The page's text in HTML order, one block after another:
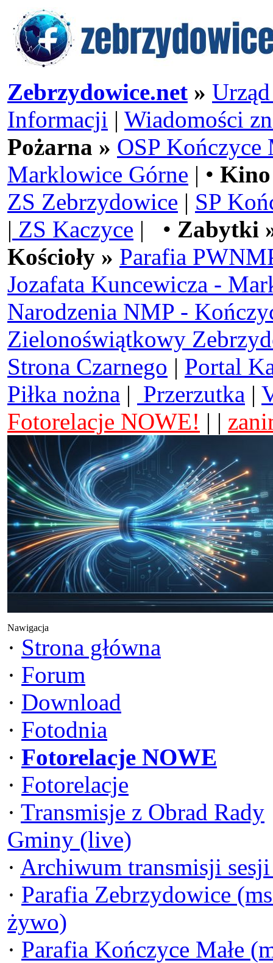
Zebrzydowice.net »
Informacji | Wiadomości
Pożarna » OSP Kończyce
Marklowice Górne | •
ZS Zebrzydowice | SP
| ZS Kaczyce | • Zabytki
Kościoły » Parafia
Jozafata Kuncewicza -
Narodzenia NMP -
Zielonoświątkowy
Strona Czarnego | Portal
Piłka nożna | Przerzutka |
Fotorelacje NOWE! | |
Nawigacja
· Strona główna
· Forum
· Download
· Fotodnia
· Fotorelacje NOWE
· Fotorelacje
· Transmisje z Obrad Rady
Gminy (live)
· Archiwum transmisji
· Parafia Zebrzydowice
żywo)
· Parafia Kończyce Małe